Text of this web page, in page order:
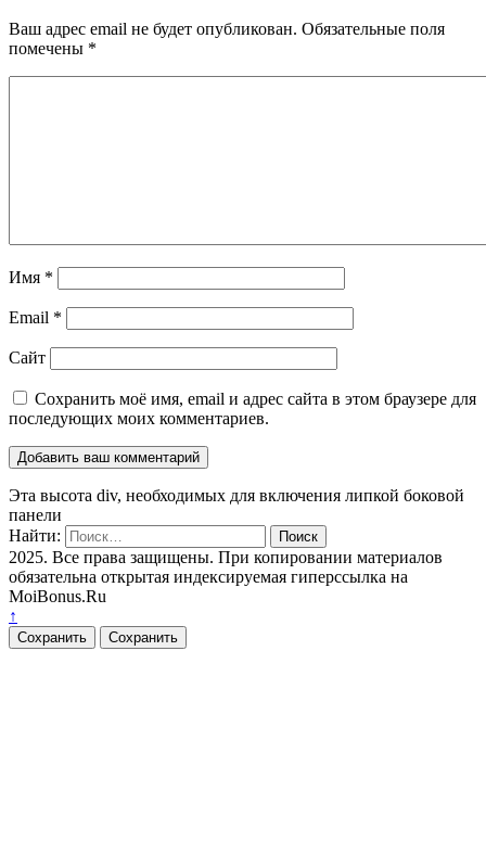
Ваш адрес email не будет опубликован. Обязательные поля
помечены *
Имя *
Email *
Сайт
Сохранить моё имя, email и адрес сайта в этом браузере для
последующих моих комментариев.
Эта высота div, необходимых для включения липкой боковой
панели
Найти:
2025. Все права защищены. При копировании материалов
обязательна открытая индексируемая гиперссылка на
MoiBonus.Ru
↑